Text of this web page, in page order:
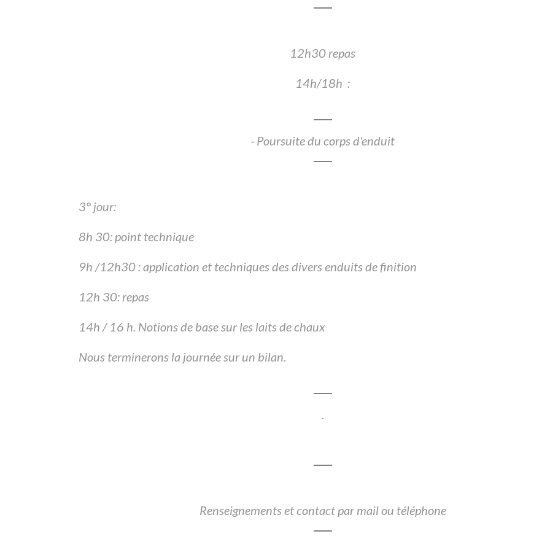
12h30 repas
14h/18h :
- Poursuite du corps d'enduit
3° jour:
8h 30: point technique
9h /12h30 : application et techniques des divers enduits de finition
12h 30: repas
14h / 16 h. Notions de base sur les laits de chaux
Nous terminerons la journée sur un bilan.
.
Renseignements et contact par mail ou téléphone